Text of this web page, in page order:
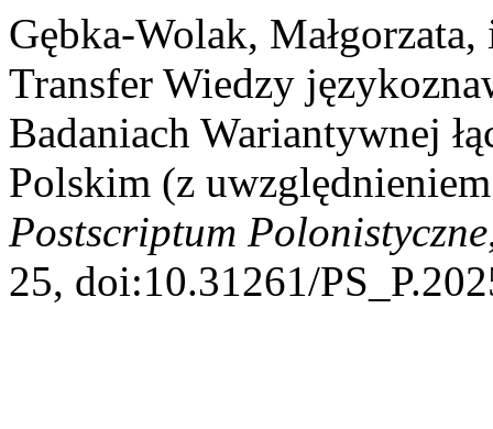
Gębka-Wolak,
Transfer Wiedzy
Badaniach Wariantywnej
Polskim (z
Postscriptum Polonistyczne
25, doi:10.31261/